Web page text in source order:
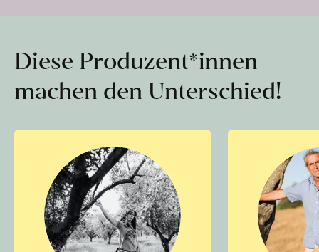
Diese Produzent*innen
machen den Unterschied!